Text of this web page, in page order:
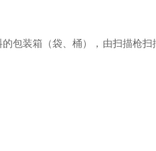
装箱（袋、桶），由扫描枪扫